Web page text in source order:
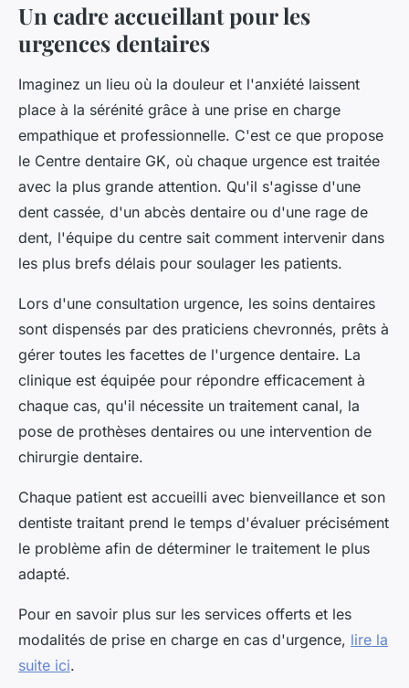
Un cadre accueillant pour les
urgences dentaires
Imaginez un lieu où la douleur et l'anxiété laissent
place à la sérénité grâce à une prise en charge
empathique et professionnelle. C'est ce que propose
le Centre dentaire GK, où chaque urgence est traitée
avec la plus grande attention. Qu'il s'agisse d'une
dent cassée, d'un abcès dentaire ou d'une rage de
dent, l'équipe du centre sait comment intervenir dans
les plus brefs délais pour soulager les patients.
Lors d'une consultation urgence, les soins dentaires
sont dispensés par des praticiens chevronnés, prêts à
gérer toutes les facettes de l'urgence dentaire. La
clinique est équipée pour répondre efficacement à
chaque cas, qu'il nécessite un traitement canal, la
pose de prothèses dentaires ou une intervention de
chirurgie dentaire.
Chaque patient est accueilli avec bienveillance et son
dentiste traitant prend le temps d'évaluer précisément
le problème afin de déterminer le traitement le plus
adapté.
Pour en savoir plus sur les services offerts et les
modalités de prise en charge en cas d'urgence, lire la
suite ici.